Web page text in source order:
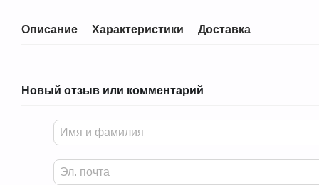
Описание Характеристики Доставка
Новый отзыв или комментарий